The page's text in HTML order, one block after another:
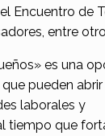
Encuentro de
entre
es una
pueden
laborales y
tiempo que